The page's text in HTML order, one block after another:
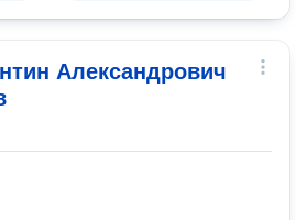
Александрович